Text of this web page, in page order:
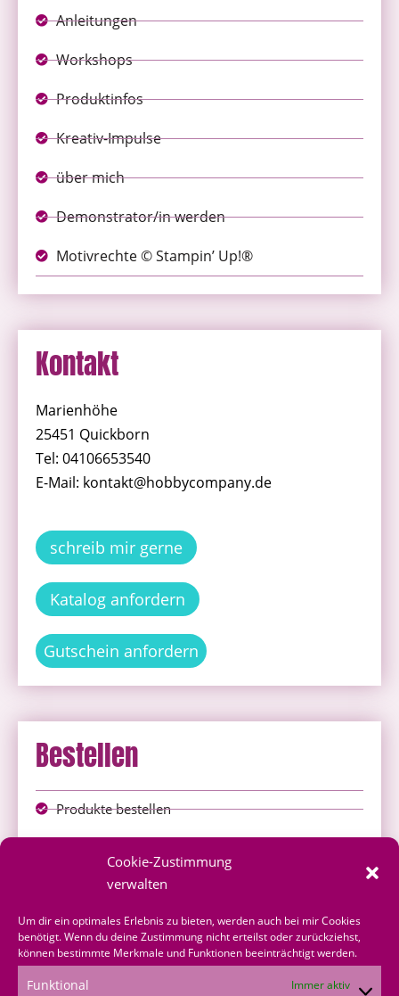
Cookie-Zustimmung
verwalten
Um dir ein optimales Erlebnis zu bieten, werden auch bei mir Cookies
benötigt. Wenn du deine Zustimmung nicht erteilst oder zurückziehst,
können bestimmte Merkmale und Funktionen beeinträchtigt werden.
Funktional Immer aktiv
Anleitungen
Workshops
Produktinfos
Kreativ-Impulse
über mich
Demonstrator/in werden
Motivrechte © Stampin’ Up!®
Kontakt
Marienhöhe
25451 Quickborn
Tel: 04106653540
E-Mail: kontakt@hobbycompany.de
schreib mir gerne
Katalog anfordern
Gutschein anfordern
Bestellen
Produkte bestellen
über mich bestellen
Shoppingvorteil
Bestellformular